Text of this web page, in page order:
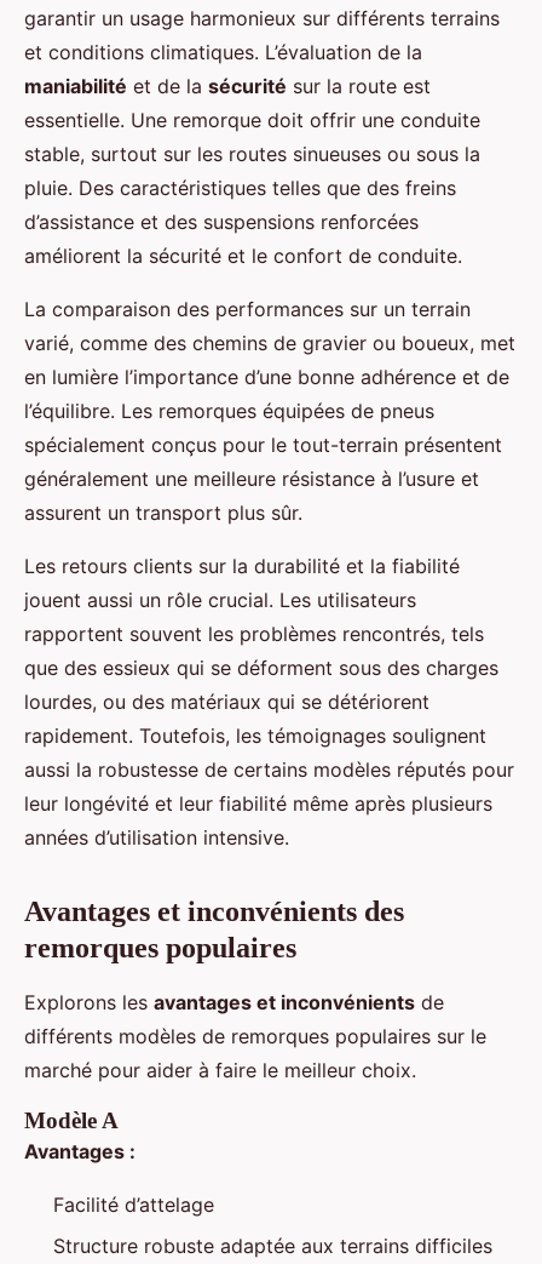
garantir un usage harmonieux sur différents terrains
et conditions climatiques. L’évaluation de la
maniabilité et de la sécurité sur la route est
essentielle. Une remorque doit offrir une conduite
stable, surtout sur les routes sinueuses ou sous la
pluie. Des caractéristiques telles que des freins
d’assistance et des suspensions renforcées
améliorent la sécurité et le confort de conduite.
La comparaison des performances sur un terrain
varié, comme des chemins de gravier ou boueux, met
en lumière l’importance d’une bonne adhérence et de
l’équilibre. Les remorques équipées de pneus
spécialement conçus pour le tout-terrain présentent
généralement une meilleure résistance à l’usure et
assurent un transport plus sûr.
Les retours clients sur la durabilité et la fiabilité
jouent aussi un rôle crucial. Les utilisateurs
rapportent souvent les problèmes rencontrés, tels
que des essieux qui se déforment sous des charges
lourdes, ou des matériaux qui se détériorent
rapidement. Toutefois, les témoignages soulignent
aussi la robustesse de certains modèles réputés pour
leur longévité et leur fiabilité même après plusieurs
années d’utilisation intensive.
Avantages et inconvénients des
remorques populaires
Explorons les avantages et inconvénients de
différents modèles de remorques populaires sur le
marché pour aider à faire le meilleur choix.
Modèle A
Avantages :
Facilité d’attelage
Structure robuste adaptée aux terrains difficiles